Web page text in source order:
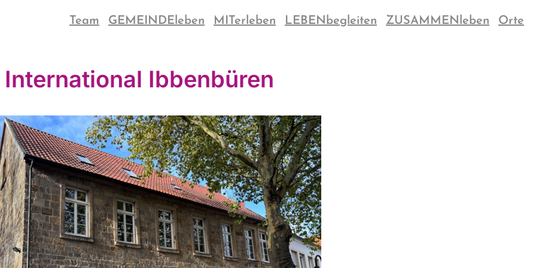
Team GEMEINDEleben MITerleben LEBENbegleiten ZUSAMMENleben Orte
Ibbenbüren